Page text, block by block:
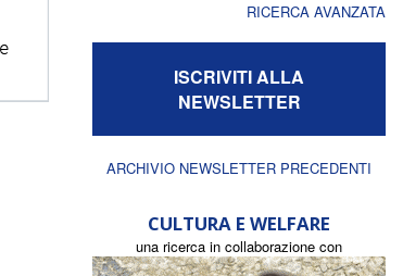
RICERCA AVANZATA
ISCRIVITI ALLA
NEWSLETTER
ARCHIVIO NEWSLETTER PRECEDENTI
CULTURA E WELFARE
una ricerca in collaborazione con